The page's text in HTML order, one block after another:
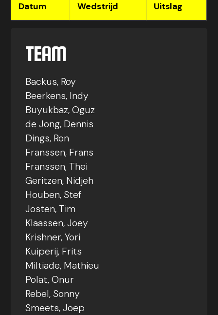
Datum Wedstrijd Uitslag
TEAM
Backus, Roy
Beerkens, Indy
Buyukbaz, Oguz
de Jong, Dennis
Dings, Ron
Franssen, Frans
Franssen, Thei
Geritzen, Nidjeh
Houben, Stef
Josten, Tim
Klaassen, Joey
Krishner, Yori
Kuiperij, Frits
Miltiade, Mathieu
Polat, Onur
Rebel, Sonny
Smeets, Joep